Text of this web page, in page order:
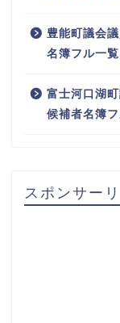
豊能町議会
名簿フル一
富士河口湖
候補者名簿
スポンサー